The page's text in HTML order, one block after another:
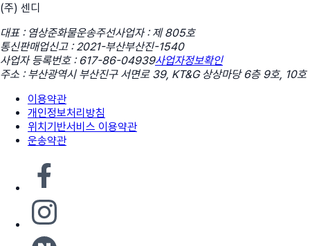
(주) 센디
대표 : 염상준화물운송주선사업자 : 제 805호
통신판매업신고 : 2021-부산부산진-1540
사업자 등록번호 : 617-86-04939사업자정보확인
주소 : 부산광역시 부산진구 서면로 39, KT&G 상상마당 6층 9호, 10호
이용약관
개인정보처리방침
위치기반서비스 이용약관
운송약관